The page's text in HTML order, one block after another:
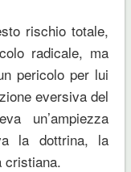
rischio totale,
radicale, ma
pericolo per lui
eversiva del
un’ampiezza
la dottrina, la
cristiana.